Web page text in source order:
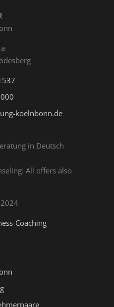
koelnbonn.de
in Deutsch
All offers also
Coaching